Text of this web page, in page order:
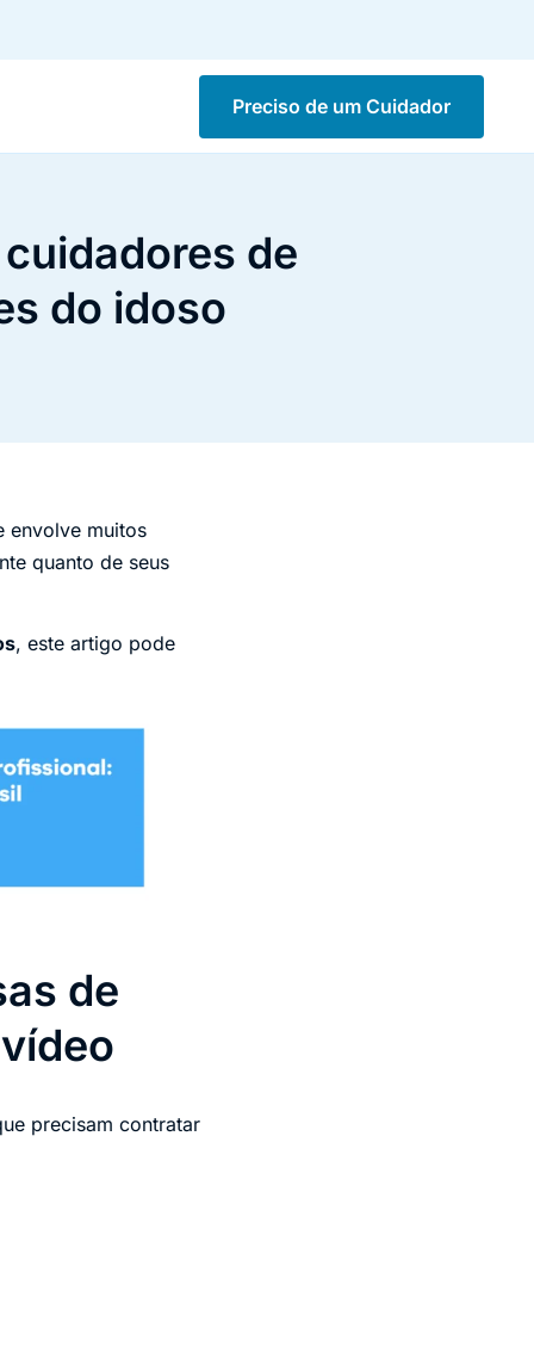
Preciso de um Cuidador
de
do idoso
envolve muitos
quanto de seus
, este artigo pode
de
precisam contratar